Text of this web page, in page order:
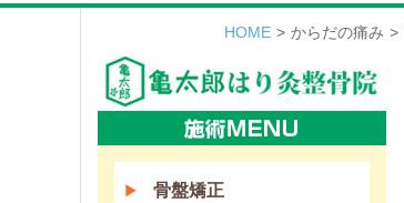
HOME > からだの痛み >
骨盤矯正